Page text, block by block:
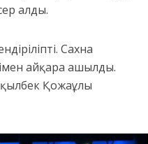
алды.
Сахна
айқара ашылды.
Қожаұлы